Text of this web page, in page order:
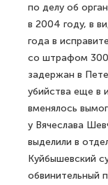
по делу об
в 2004 году, в
года в
со штрафом 300
задержан в
убийства еще в
вменялось
у Вячеслава
выделили в
Куйбышевский
обвинительный